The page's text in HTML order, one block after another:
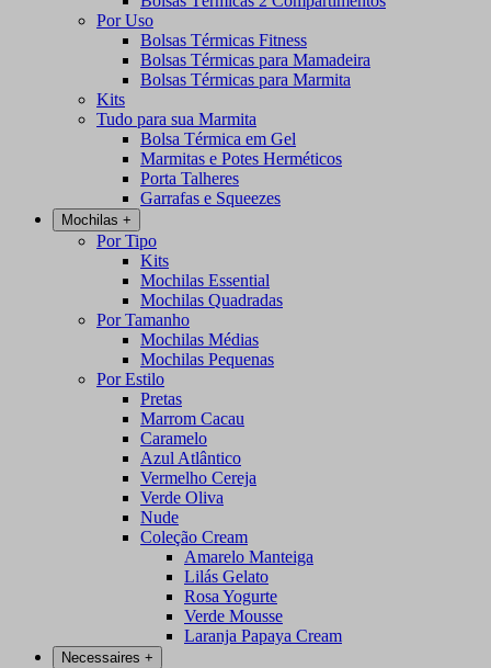
Por Uso
Bolsas Térmicas Fitness
Bolsas Térmicas para Mamadeira
Bolsas Térmicas para Marmita
Kits
Tudo para sua Marmita
Bolsa Térmica em Gel
Marmitas e Potes Herméticos
Porta Talheres
Garrafas e Squeezes
Mochilas +
Por Tipo
Kits
Mochilas Essential
Mochilas Quadradas
Por Tamanho
Mochilas Médias
Mochilas Pequenas
Por Estilo
Pretas
Marrom Cacau
Caramelo
Azul Atlântico
Vermelho Cereja
Verde Oliva
Nude
Coleção Cream
Amarelo Manteiga
Lilás Gelato
Rosa Yogurte
Verde Mousse
Laranja Papaya Cream
Necessaires +